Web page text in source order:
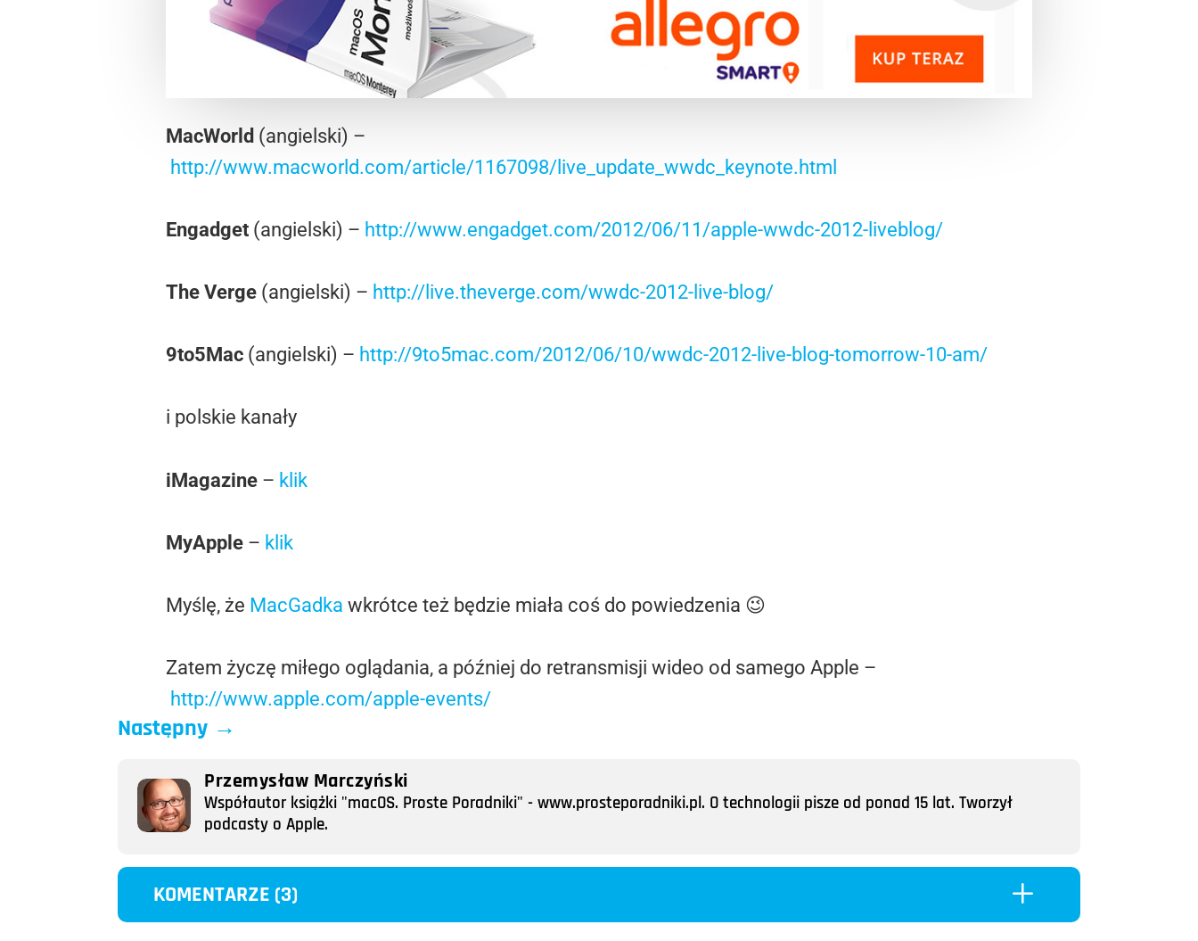
MacWorld (angielski) –
http://www.macworld.com/article/1167098/live_update_wwdc_keynote.html
Engadget (angielski) – http://www.engadget.com/2012/06/11/apple-wwdc-2012-liveblog/
The Verge (angielski) – http://live.theverge.com/wwdc-2012-live-blog/
9to5Mac (angielski) – http://9to5mac.com/2012/06/10/wwdc-2012-live-blog-tomorrow-10-am/
i polskie kanały
iMagazine – klik
MyApple – klik
Myślę, że MacGadka wkrótce też będzie miała coś do powiedzenia 😉
Zatem życzę miłego oglądania, a później do retransmisji wideo od samego Apple –
http://www.apple.com/apple-events/
Następny →
Przemysław Marczyński
Współautor książki "macOS. Proste Poradniki" - www.prosteporadniki.pl. O technologii pisze od ponad 15 lat. Tworzył
podcasty o Apple.
KOMENTARZE (3) L